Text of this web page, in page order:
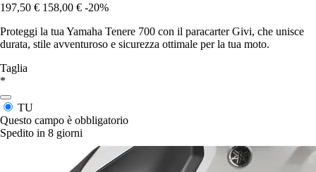
197,50 € 158,00 € -20%
Proteggi la tua Yamaha Tenere 700 con il paracarter Givi, che unisce
durata, stile avventuroso e sicurezza ottimale per la tua moto.
Taglia
*
TU
Questo campo è obbligatorio
Spedito in 8 giorni